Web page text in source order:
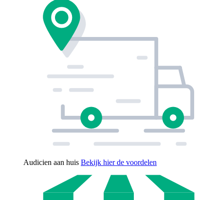
Audicien aan huis Bekijk hier de voordelen